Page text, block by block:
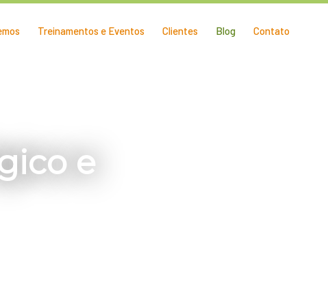
Treinamentos e Eventos Clientes Blog Contato
e